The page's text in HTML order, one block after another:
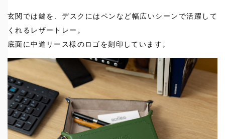
玄関では鍵を、デスクにはペンなど幅広いシーンで活躍して
くれるレザートレー。
底面に中道リース様のロゴを刻印しています。